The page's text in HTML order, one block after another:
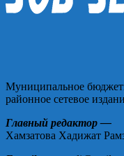
Муниципальное
районное сетевое
Главный редактор —
Хамзатова Хадижат